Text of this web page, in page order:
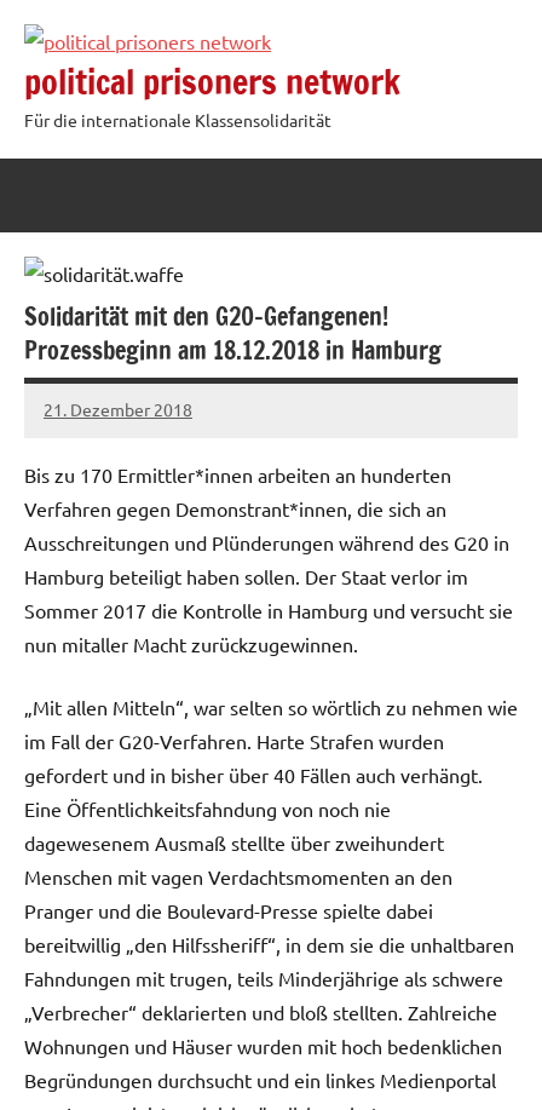
Inhalt
springen
political prisoners network
Für die internationale Klassensolidarität
Solidarität mit den G20-Gefangenen!
Prozessbeginn am 18.12.2018 in Hamburg
21. Dezember 2018
admin
Bis zu 170 Ermittler*innen arbeiten an hunderten
Verfahren gegen Demonstrant*innen, die sich an
Ausschreitungen und Plünderungen während des G20 in
Hamburg beteiligt haben sollen. Der Staat verlor im
Sommer 2017 die Kontrolle in Hamburg und versucht sie
nun mitaller Macht zurückzugewinnen.
„Mit allen Mitteln“, war selten so wörtlich zu nehmen wie
im Fall der G20-Verfahren. Harte Strafen wurden
gefordert und in bisher über 40 Fällen auch verhängt.
Eine Öffentlichkeitsfahndung von noch nie
dagewesenem Ausmaß stellte über zweihundert
Menschen mit vagen Verdachtsmomenten an den
Pranger und die Boulevard-Presse spielte dabei
bereitwillig „den Hilfssheriff“, in dem sie die unhaltbaren
Fahndungen mit trugen, teils Minderjährige als schwere
„Verbrecher“ deklarierten und bloß stellten. Zahlreiche
Wohnungen und Häuser wurden mit hoch bedenklichen
Begründungen durchsucht und ein linkes Medienportal